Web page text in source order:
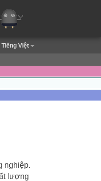
Tiếng Việt
nghiệp.
lượng